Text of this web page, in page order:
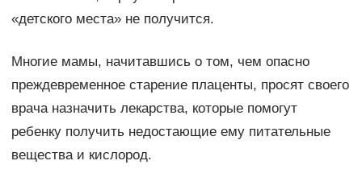
«детского места» не получится.
Многие мамы, начитавшись о том, чем опасно
преждевременное старение плаценты, просят своего
врача назначить лекарства, которые помогут
ребенку получить недостающие ему питательные
вещества и кислород.